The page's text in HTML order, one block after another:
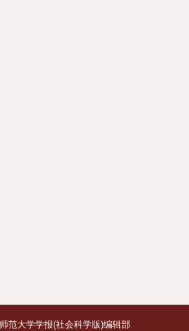
范大学学报(社会科学版)编辑部